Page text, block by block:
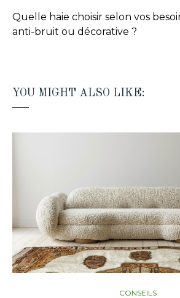
Quelle haie choisir selon vos
anti-bruit ou décorative ?
YOU MIGHT ALSO LIKE:
CONSEILS